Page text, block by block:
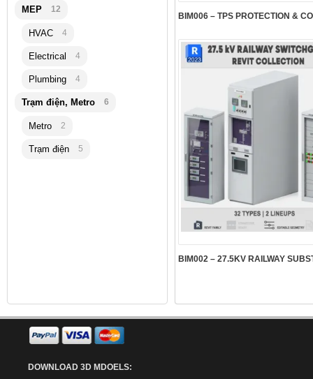
MEP 12
HVAC 4
Electrical 4
Plumbing 4
Trạm điện, Metro 6
Metro 2
Trạm điện 5
DOWNLOAD 3D MDOELS: